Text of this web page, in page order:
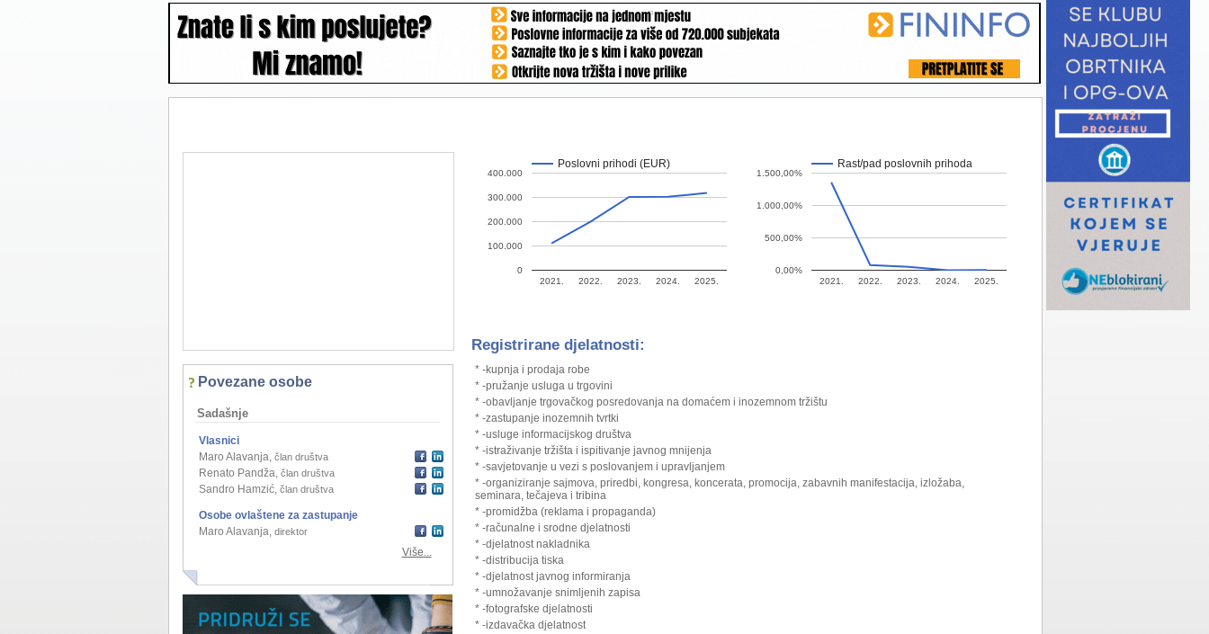
Povezane osobe
Sadašnje
Vlasnici
Maro Alavanja, član društva
Renato Pandža, član društva
Sandro Hamzić, član društva
Osobe ovlaštene za zastupanje
Maro Alavanja, direktor
Više...
Poslovni prihodi (EUR)
2021. 2022. 2023. 2024. 2025.
0
100.000
200.000
300.000
400.000
Rast/pad poslovnih prihoda
2021. 2022. 2023. 2024. 2025.
0,00%
500,00%
1.000,00%
1.500,00%
Registrirane djelatnosti:
* -kupnja i prodaja robe
* -pružanje usluga u trgovini
* -obavljanje trgovačkog posredovanja na domaćem i inozemnom tržištu
* -zastupanje inozemnih tvrtki
* -usluge informacijskog društva
* -istraživanje tržišta i ispitivanje javnog mnijenja
* -savjetovanje u vezi s poslovanjem i upravljanjem
* -organiziranje sajmova, priredbi, kongresa, koncerata, promocija, zabavnih manifestacija, izložaba,
seminara, tečajeva i tribina
* -promidžba (reklama i propaganda)
* -računalne i srodne djelatnosti
* -djelatnost nakladnika
* -distribucija tiska
* -djelatnost javnog informiranja
* -umnožavanje snimljenih zapisa
* -fotografske djelatnosti
* -izdavačka djelatnost